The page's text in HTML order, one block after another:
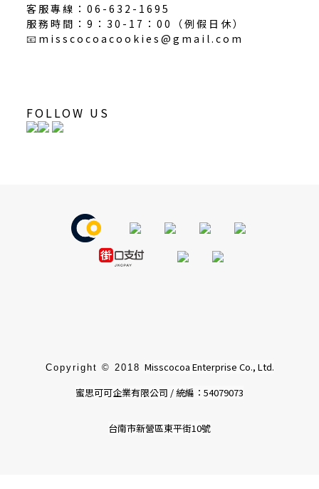
客服專線：06-632-1695
服務時間：9：30-17：00（例假日休）
📧 misscocoacookies@gmail.com
FOLLOW US
Copyright © 2018 Misscocoa Enterprise Co., Ltd.
蜜思可可企業有限公司 / 統編：54079073
台南市新營區東平街10號